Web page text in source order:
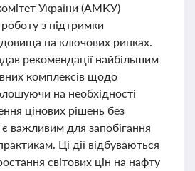
України (АМКУ)
з підтримки
на ключових ринках.
рекомендації найбільшим
комплексів щодо
на необхідності
цінових рішень без
важливим для запобігання
Ці дії відбуваються
світових цін на нафту